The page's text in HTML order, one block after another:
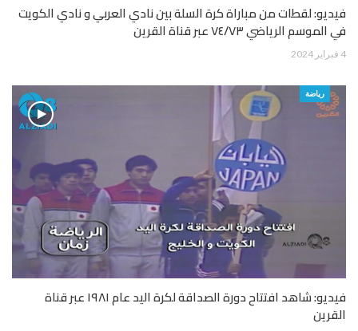
فيديو: لقطات من مباراة كرة السلة بين نادي العربي و نادي الكويت
في الموسم الرياضي ٧٤/٧٣ عبر قناة القرين
4 فبراير 2024
رياضة
فيديو: شاهد افتتاح دورة الصداقة لكرة اليد عام ١٩٨١ عبر قناة
القرين